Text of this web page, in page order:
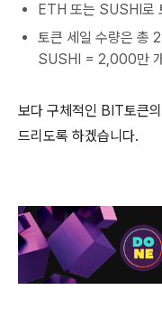
ETH 또는 SUSHI로
토큰 세일 수량은 총
SUSHI = 2,000만
보다 구체적인 BIT토큰
드리도록 하겠습니다.